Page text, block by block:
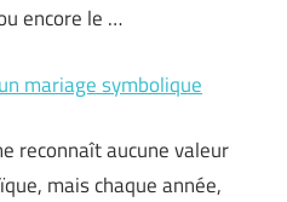
encore le …
mariage symbolique
reconnaît aucune valeur
mais chaque année,